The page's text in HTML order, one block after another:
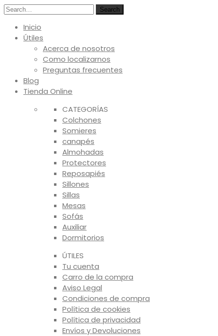
Search
Inicio
Útiles
Acerca de nosotros
Como localizarnos
Preguntas frecuentes
Blog
Tienda Online
CATEGORÍAS
Colchones
Somieres
canapés
Almohadas
Protectores
Reposapiés
Sillones
Sillas
Mesas
Sofás
Auxiliar
Dormitorios
ÚTILES
Tu cuenta
Carro de la compra
Aviso Legal
Condiciones de compra
Política de cookies
Política de privacidad
Envíos y Devoluciones